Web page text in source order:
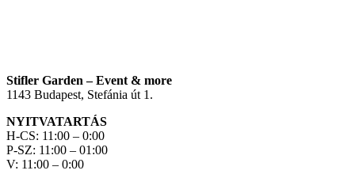
Stifler Garden – Event & more
1143 Budapest, Stefánia út 1.
NYITVATARTÁS
H-CS: 11:00 – 0:00
P-SZ: 11:00 – 01:00
V: 11:00 – 0:00